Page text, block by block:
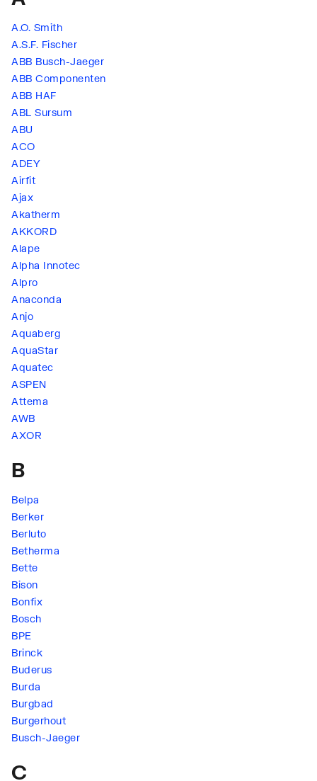
A.O. Smith
A.S.F. Fischer
ABB Busch-Jaeger
ABB Componenten
ABB HAF
ABL Sursum
ABU
ACO
ADEY
Airfit
Ajax
Akatherm
AKKORD
Alape
Alpha Innotec
Alpro
Anaconda
Anjo
Aquaberg
AquaStar
Aquatec
ASPEN
Attema
AWB
AXOR
B
Belpa
Berker
Berluto
Betherma
Bette
Bison
Bonfix
Bosch
BPE
Brinck
Buderus
Burda
Burgbad
Burgerhout
Busch-Jaeger
C